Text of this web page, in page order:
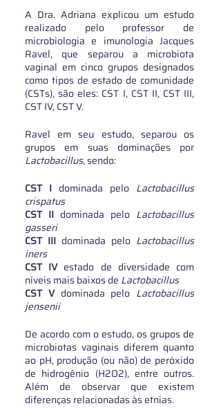
A Dra. Adriana explicou um estudo
realizado pelo professor de
microbiologia e imunologia Jacques
Ravel, que separou a microbiota
vaginal em cinco grupos designados
como tipos de estado de comunidade
(CSTs), são eles: CST I, CST II, CST III,
CST IV, CST V.
Ravel em seu estudo, separou os
Lactobacillus, sendo:
CST I dominada pelo Lactobacillus
crispatus
CST II dominada pelo Lactobacillus
gasseri
CST III dominada pelo Lactobacillus
iners
CST IV estado de diversidade com
níveis mais baixos de Lactobacillus
CST V dominada pelo Lactobacillus
jensenii
De acordo com o estudo, os grupos de
microbiotas vaginais diferem quanto
ao pH, produção (ou não) de peróxido
de hidrogênio (H2O2), entre outros.
Além de observar que existem
diferenças relacionadas às etnias.